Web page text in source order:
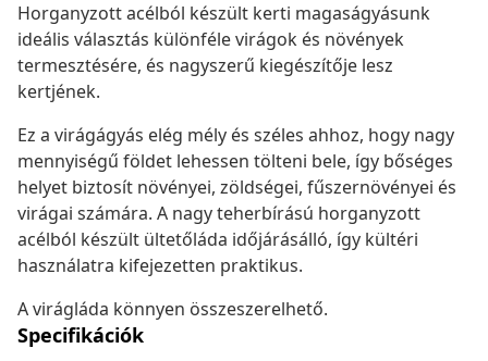
Horganyzott acélból készült kerti magaságyásunk
ideális választás különféle virágok és növények
termesztésére, és nagyszerű kiegészítője lesz
kertjének.
Ez a virágágyás elég mély és széles ahhoz, hogy nagy
mennyiségű földet lehessen tölteni bele, így bőséges
helyet biztosít növényei, zöldségei, fűszernövényei és
virágai számára. A nagy teherbírású horganyzott
acélból készült ültetőláda időjárásálló, így kültéri
használatra kifejezetten praktikus.
A virágláda könnyen összeszerelhető.
Specifikációk